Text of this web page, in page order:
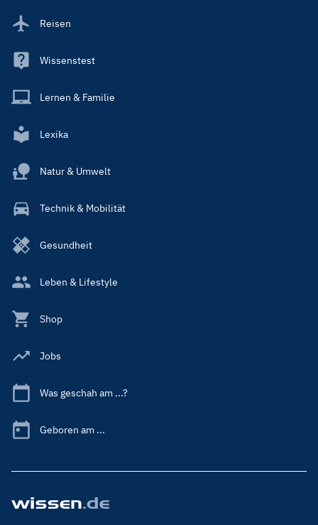
Reisen
Wissenstest
Lernen & Familie
Lexika
Natur & Umwelt
Technik & Mobilität
Gesundheit
Leben & Lifestyle
Shop
Jobs
Was geschah am ...?
Geboren am ...